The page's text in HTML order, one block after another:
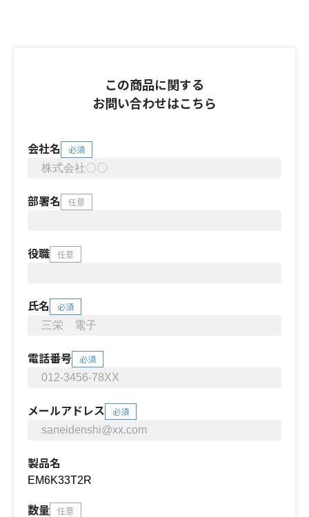
この商品に関する
お問い合わせはこちら
会社名 必須
部署名 任意
役職 任意
氏名 必須
電話番号 必須
メールアドレス 必須
製品名
数量 任意